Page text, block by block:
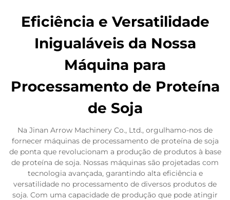
Eficiência e Versatilidade
Inigualáveis da Nossa
Máquina para
Processamento de Proteína
de Soja
Na Jinan Arrow Machinery Co., Ltd., orgulhamo-nos de
fornecer máquinas de processamento de proteína de soja
de ponta que revolucionam a produção de produtos à base
de proteína de soja. Nossas máquinas são projetadas com
tecnologia avançada, garantindo alta eficiência e
versatilidade no processamento de diversos produtos de
soja. Com uma capacidade de produção que pode atingir